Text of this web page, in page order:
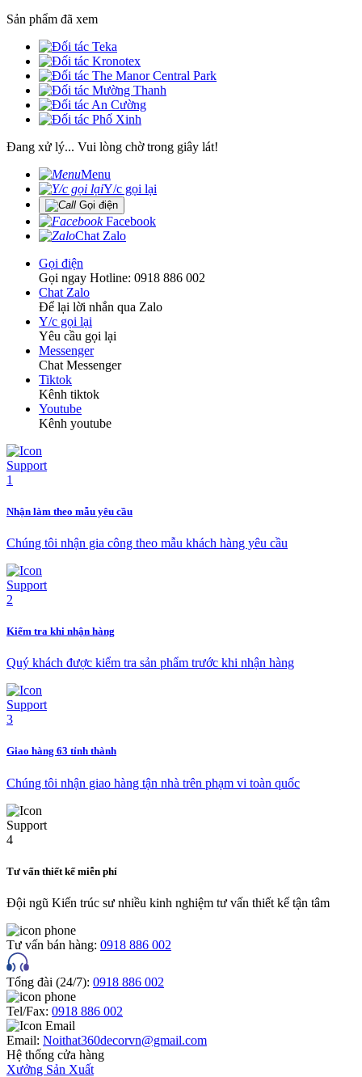
Sản phẩm đã xem
Đang xử lý... Vui lòng chờ trong giây lát!
Menu
Y/c gọi lại
Gọi điện
Facebook
Chat Zalo
Gọi điện
Gọi ngay Hotline: 0918 886 002
Chat Zalo
Để lại lời nhắn qua Zalo
Y/c gọi lại
Yêu cầu gọi lại
Messenger
Chat Messenger
Tiktok
Kênh tiktok
Youtube
Kênh youtube
Nhận làm theo mẫu yêu cầu
Chúng tôi nhận gia công theo mẫu khách hàng yêu cầu
Kiểm tra khi nhận hàng
Quý khách được kiểm tra sản phẩm trước khi nhận hàng
Giao hàng 63 tỉnh thành
Chúng tôi nhận giao hàng tận nhà trên phạm vi toàn quốc
Tư vấn thiết kế miễn phí
Đội ngũ Kiến trúc sư nhiều kinh nghiệm tư vấn thiết kế tận tâm
Tư vấn bán hàng: 0918 886 002
Tổng đài (24/7): 0918 886 002
Tel/Fax: 0918 886 002
Email: Noithat360decorvn@gmail.com
Hệ thống cửa hàng
Xưởng Sản Xuất